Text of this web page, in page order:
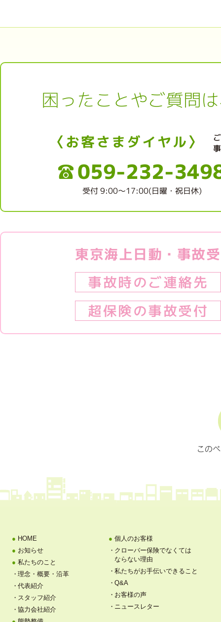
困ったことやご質問
〈お客さまダイヤル〉
059-232-
受付 9:00～17:00(日曜・祝日休)
東京海上日動・事故
事故時のご連絡先
超保険の事故受付
HOME
お知らせ
私たちのこと
理念・概要・沿革
代表紹介
スタッフ紹介
協力会社紹介
個人のお客様
クローバー保険でなくては
ならない理由
私たちがお手伝いできること
Q&A
お客様の声
ニュースレター